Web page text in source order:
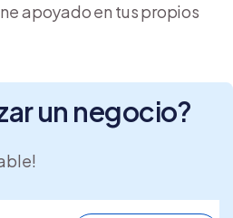
apoyado en tus propios
un negocio?